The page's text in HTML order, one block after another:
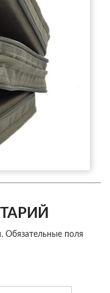
Обязательные поля